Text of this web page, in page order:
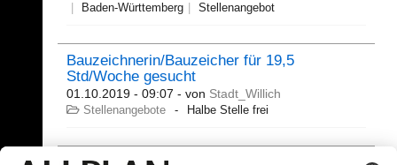
Baden-Württemberg
Stellenangebot
Bauzeichnerin/Bauzeicher für 19,5
Std/Woche gesucht
01.10.2019 - 09:07 - von Stadt_Willich
Stellenangebote Halbe Stelle frei